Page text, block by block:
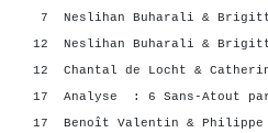
7 Neslihan Buharali &
12 Neslihan Buharali &
12 Chantal de Locht &
17 Analyse : 6 Sans-Atout par
17 Benoît Valentin &